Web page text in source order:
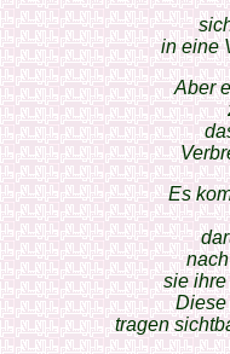
in eine
Aber
Es
sie ihre
Diese
tragen